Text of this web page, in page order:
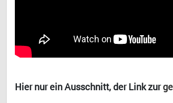
Hier nur ein Ausschnitt, der Link zur